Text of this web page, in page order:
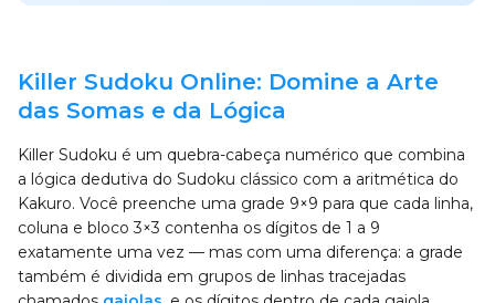
Killer Sudoku Online: Domine a Arte
das Somas e da Lógica
Killer Sudoku é um quebra-cabeça numérico que combina
a lógica dedutiva do Sudoku clássico com a aritmética do
Kakuro. Você preenche uma grade 9×9 para que cada linha,
coluna e bloco 3×3 contenha os dígitos de 1 a 9
exatamente uma vez — mas com uma diferença: a grade
também é dividida em grupos de linhas tracejadas